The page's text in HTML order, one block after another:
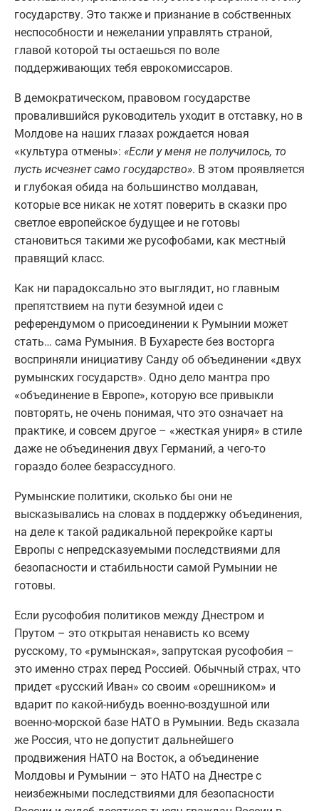
государству. Это также и признание в собственных
неспособности и нежелании управлять страной,
главой которой ты остаешься по воле
поддерживающих тебя еврокомиссаров.
В демократическом, правовом государстве
провалившийся руководитель уходит в отставку, но в
Молдове на наших глазах рождается новая
«культура отмены»: «Если у меня не получилось, то
пусть исчезнет само государство». В этом проявляется
и глубокая обида на большинство молдаван,
которые все никак не хотят поверить в сказки про
светлое европейское будущее и не готовы
становиться такими же русофобами, как местный
правящий класс.
Как ни парадоксально это выглядит, но главным
препятствием на пути безумной идеи с
референдумом о присоединении к Румынии может
стать… сама Румыния. В Бухаресте без восторга
восприняли инициативу Санду об объединении «двух
румынских государств». Одно дело мантра про
«объединение в Европе», которую все привыкли
повторять, не очень понимая, что это означает на
практике, и совсем другое – «жесткая униря» в стиле
даже не объединения двух Германий, а чего-то
гораздо более безрассудного.
Румынские политики, сколько бы они не
высказывались на словах в поддержку объединения,
на деле к такой радикальной перекройке карты
Европы с непредсказуемыми последствиями для
безопасности и стабильности самой Румынии не
готовы.
Если русофобия политиков между Днестром и
Прутом – это открытая ненависть ко всему
русскому, то «румынская», запрутская русофобия –
это именно страх перед Россией. Обычный страх, что
придет «русский Иван» со своим «орешником» и
вдарит по какой-нибудь военно-воздушной или
военно-морской базе НАТО в Румынии. Ведь сказала
же Россия, что не допустит дальнейшего
продвижения НАТО на Восток, а объединение
Молдовы и Румынии – это НАТО на Днестре с
неизбежными последствиями для безопасности